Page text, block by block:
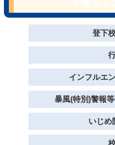
登下
インフルエ
暴風(特別)警報
いじめ